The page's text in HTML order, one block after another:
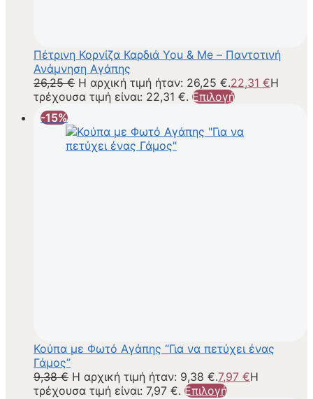
Πέτρινη Κορνίζα Καρδιά You & Me – Παντοτινή
Ανάμνηση Αγάπης
26,25€ Η αρχική τιμή ήταν: 26,25 €.22,31 €Η
τρέχουσα τιμή είναι: 22,31 €. Επιλογή
-15%
Κούπα με Φωτό Αγάπης “Για να πετύχει ένας
Γάμος”
9,38€ Η αρχική τιμή ήταν: 9,38 €.7,97 €Η
τρέχουσα τιμή είναι: 7,97 €. Επιλογή